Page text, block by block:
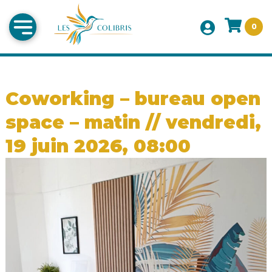
0
Coworking – bureau open
space – matin // vendredi,
19 juin 2026, 08:00